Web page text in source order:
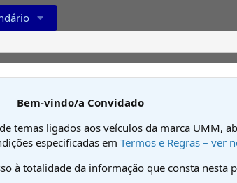
Bem-vindo/a Convidado
temas ligados aos veículos da marca UMM,
especificadas em Termos e Regras – ver
à totalidade da informação que consta nesta